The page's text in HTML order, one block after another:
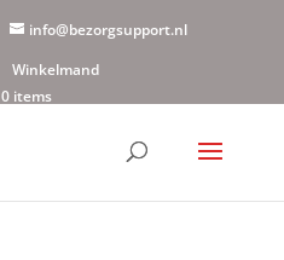
info@bezorgsupport.nl
Winkelmand
0 items